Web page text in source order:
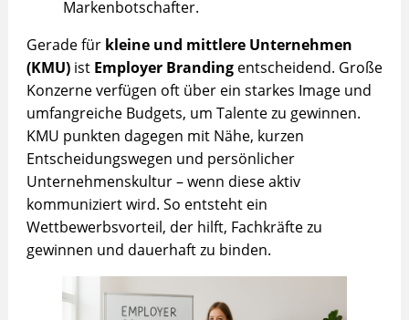
Markenbotschafter.
Gerade für kleine und mittlere Unternehmen
(KMU)ist Employer Brandingentscheidend. Große
Konzerne verfügen oft über ein starkes Image und
umfangreiche Budgets, um Talente zu gewinnen.
KMU punkten dagegen mit Nähe, kurzen
Entscheidungswegen und persönlicher
Unternehmenskultur – wenn diese aktiv
kommuniziert wird. So entsteht ein
Wettbewerbsvorteil, der hilft, Fachkräfte zu
gewinnen und dauerhaft zu binden.